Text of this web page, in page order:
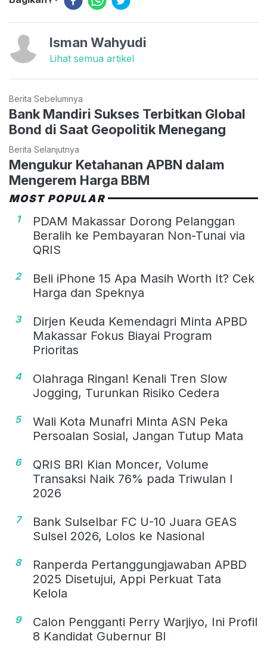
Isman Wahyudi
Lihat semua artikel
Berita Sebelumnya
Bank Mandiri Sukses Terbitkan Global
Bond di Saat Geopolitik Menegang
Berita Selanjutnya
Mengukur Ketahanan APBN dalam
Mengerem Harga BBM
MOST POPULAR
1
PDAM Makassar Dorong Pelanggan
Beralih ke Pembayaran Non-Tunai via
QRIS
2
Beli iPhone 15 Apa Masih Worth It? Cek
Harga dan Speknya
3
Dirjen Keuda Kemendagri Minta APBD
Makassar Fokus Biayai Program
Prioritas
4
Olahraga Ringan! Kenali Tren Slow
Jogging, Turunkan Risiko Cedera
5
Wali Kota Munafri Minta ASN Peka
Persoalan Sosial, Jangan Tutup Mata
6
QRIS BRI Kian Moncer, Volume
Transaksi Naik 76% pada Triwulan I
2026
7
Bank Sulselbar FC U-10 Juara GEAS
Sulsel 2026, Lolos ke Nasional
8
Ranperda Pertanggungjawaban APBD
2025 Disetujui, Appi Perkuat Tata
Kelola
9
Calon Pengganti Perry Warjiyo, Ini Profil
8 Kandidat Gubernur BI